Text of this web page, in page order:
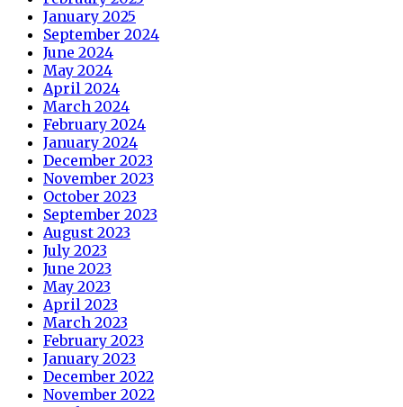
January 2025
September 2024
June 2024
May 2024
April 2024
March 2024
February 2024
January 2024
December 2023
November 2023
October 2023
September 2023
August 2023
July 2023
June 2023
May 2023
April 2023
March 2023
February 2023
January 2023
December 2022
November 2022